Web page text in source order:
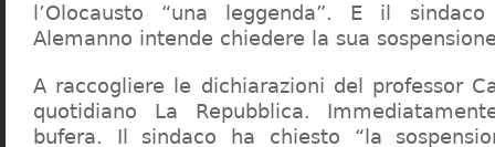
l’Olocausto “una leggenda”. E il
Alemanno intende chiedere la sua
A raccogliere le dichiarazioni del professor
quotidiano La Repubblica.
bufera. Il sindaco ha chiesto “la